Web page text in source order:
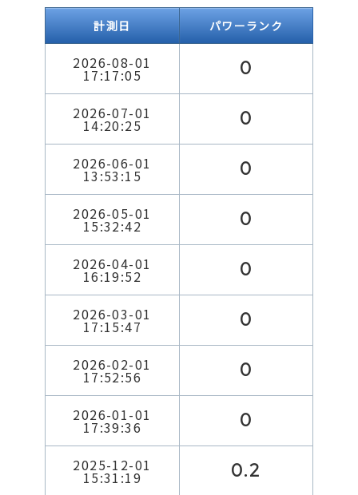
計測日 パワーランク
2026-08-01
17:17:05 0
2026-07-01
14:20:25 0
2026-06-01
13:53:15 0
2026-05-01
15:32:42 0
2026-04-01
16:19:52 0
2026-03-01
17:15:47 0
2026-02-01
17:52:56 0
2026-01-01
17:39:36 0
2025-12-01
15:31:19 0.2